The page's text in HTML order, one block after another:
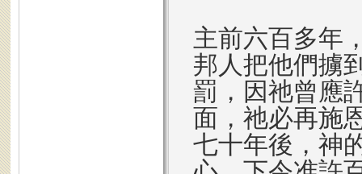
主前六百多年
邦人把他們擄
罰，因祂曾應
面，祂必再施
七十年後，神